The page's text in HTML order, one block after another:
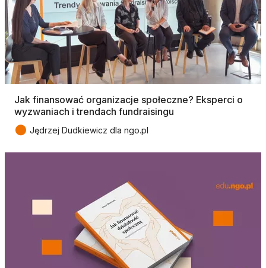
Jak finansować organizacje społeczne? Eksperci o
wyzwaniach i trendach fundraisingu
● Jędrzej Dudkiewicz dla ngo.pl